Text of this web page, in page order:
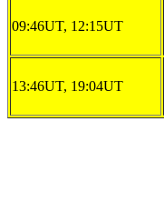
09:46UT, 12:15UT
13:46UT, 19:04UT